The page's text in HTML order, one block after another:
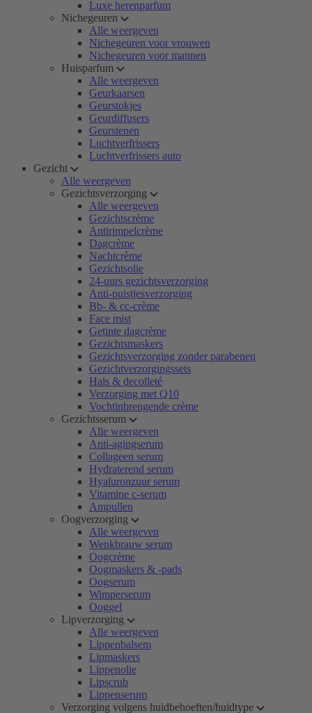
Luxe herenparfum
Nichegeuren
Alle weergeven
Nichegeuren voor vrouwen
Nichegeuren voor mannen
Huisparfum
Alle weergeven
Geurkaarsen
Geurstokjes
Geurdiffusers
Geurstenen
Luchtverfrissers
Luchtverfrissers auto
Gezicht
Alle weergeven
Gezichtsverzorging
Alle weergeven
Gezichtscrème
Antirimpelcrème
Dagcrème
Nachtcrème
Gezichtsolie
24-uurs gezichtsverzorging
Anti-puistjesverzorging
Bb- & cc-crème
Face mist
Getinte dagcrème
Gezichtsmaskers
Gezichtsverzorging zonder parabenen
Gezichtverzorgingssets
Hals & decolleté
Verzorging met Q10
Vochtinbrengende crème
Gezichtsserum
Alle weergeven
Anti-agingserum
Collageen serum
Hydraterend serum
Hyaluronzuur serum
Vitamine c-serum
Ampullen
Oogverzorging
Alle weergeven
Wenkbrauw serum
Oogcrème
Oogmaskers & -pads
Oogserum
Wimperserum
Ooggel
Lipverzorging
Alle weergeven
Lippenbalsem
Lipmaskers
Lippenolie
Lipscrub
Lippenserum
Verzorging volgens huidbehoeften/huidtype